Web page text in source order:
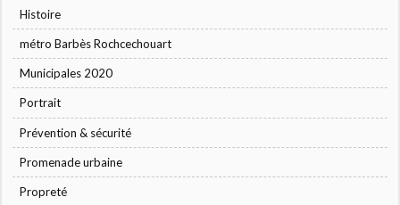
Histoire
métro Barbès Rochcechouart
Municipales 2020
Portrait
Prévention & sécurité
Promenade urbaine
Propreté